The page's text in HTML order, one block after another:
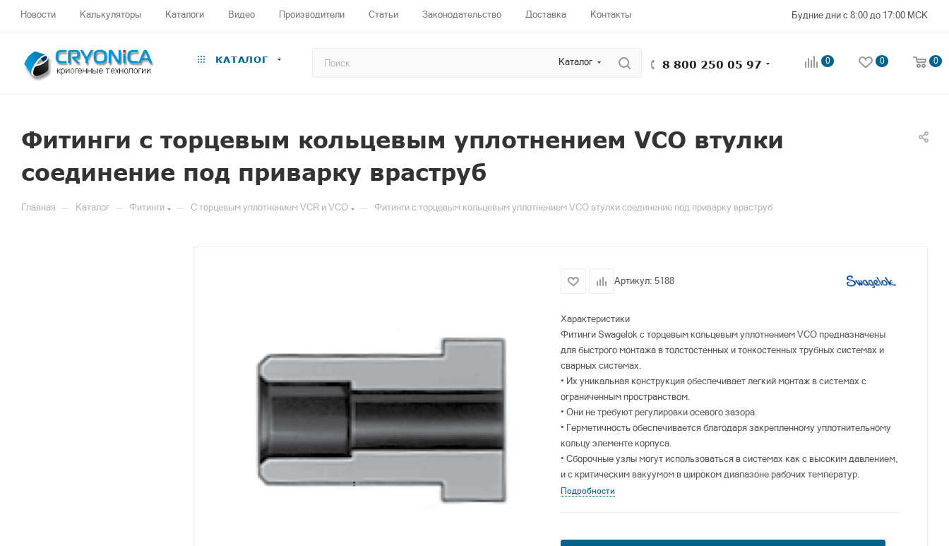
Новости Калькуляторы Каталоги Видео Производители Статьи Законодательство Доставка Контакты Будние дни с 8:00 до 17:00 МСК
КАТАЛОГ Каталог 8 800 250 05 97 0 0 0
Фитинги с торцевым кольцевым уплотнением VCO втулки
соединение под приварку враструб
Главная — Каталог — Фитинги — С торцевым уплотнением VCR и VCO — Фитинги с торцевым кольцевым уплотнением VCO втулки соединение под приварку враструб
Артикул: 5188
Характеристики
Фитинги Swagelok с торцевым кольцевым уплотнением VCO предназначены
для быстрого монтажа в толстостенных и тонкостенных трубных системах и
сварных системах.
• Их уникальная конструкция обеспечивает легкий монтаж в системах с
ограниченным пространством.
• Они не требуют регулировки осевого зазора.
• Герметичность обеспечивается благодаря закрепленному уплотнительному
кольцу элементе корпуса.
• Сборочные узлы могут использоваться в системах как с высоким давлением,
и с критическим вакуумом в широком диапазоне рабочих температур.
Подробности